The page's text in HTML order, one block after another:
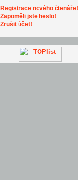
Registrace nového čtenáře!
Zapoměli jste heslo!
Zrušit účet!